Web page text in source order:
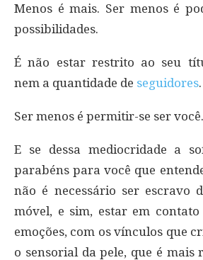
Menos é mais. Ser menos é
possibilidades.
É não estar restrito ao seu
nem a quantidade de seguidores.
Ser menos é permitir-se ser você.
E se dessa mediocridade a
parabéns para você que
não é necessário ser escravo
móvel, e sim, estar em
emoções, com os vínculos que
o sensorial da pele, que é mais